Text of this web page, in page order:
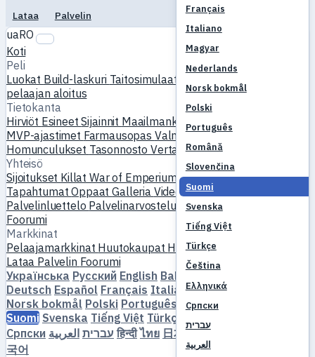
Français
Italiano
Magyar
Nederlands
Norsk bokmål
Polski
Português
Română
Slovenčina
Suomi
Svenska
Tiếng Việt
Türkçe
Čeština
Ελληνικά
Српски
עברית
العربية
Lataa
Palvelin
uaRO
Koti
Peli
Luokat Build-laskuri Taitosimulaattori
pelaajan aloitus
Tietokanta
Hirviöt EsineetSijainnit Maailmankartta Taitotietokanta
MVP-ajastimet Farmausopas Valmistus & taonta
Homunculukset TasonnostoVertaaMekaniikat
Yhteisö
Sijoitukset Killat War of EmperiumPelaajaprofiilitHäät
TapahtumatOppaatGalleria Video Blogit
Palvelinluettelo Palvelinarvostelut
Kumppanit
Foorumi
Markkinat
Pelaajamarkkinat Huutokaupat Hintatrendit
Lataa Palvelin Foorumi
Українська Русский English Bahasa Indonesia
Deutsch Español Français Italiano Magyar
Norsk bokmål Polski Português Română
Suomi Svenska Tiếng Việt Türkçe
Српски
עברית العربية हिन्दी ไทย 日本語 简体中文
국어